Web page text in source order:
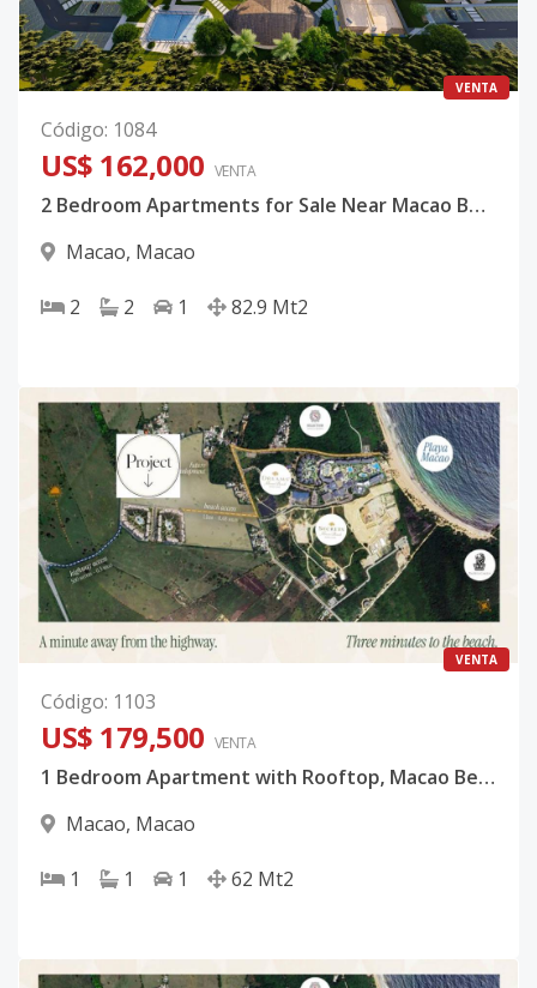
VENTA
Código: 1084
US$ 162,000 VENTA
2 Bedroom Apartments for Sale Near Macao Beach, Punta Cana
Macao, Macao
2 2 1 82.9 Mt2
VENTA
Código: 1103
US$ 179,500 VENTA
1 Bedroom Apartment with Rooftop, Macao Beach, Punta Cana
Macao, Macao
1 1 1 62 Mt2